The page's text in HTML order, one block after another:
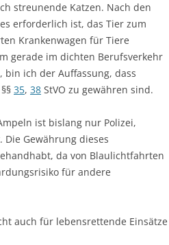
streunende Katzen. Nach den
erforderlich ist, das Tier zum
Krankenwagen für Tiere
gerade im dichten Berufsverkehr
ich der Auffassung, dass
35, 38 StVO zu gewähren sind.
ist bislang nur Polizei,
Gewährung dieses
da von Blaulichtfahrten
für andere
auch für lebensrettende Einsätze